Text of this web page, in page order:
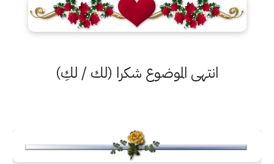
انتهى الموضوع شكرا (لك / لكِ)